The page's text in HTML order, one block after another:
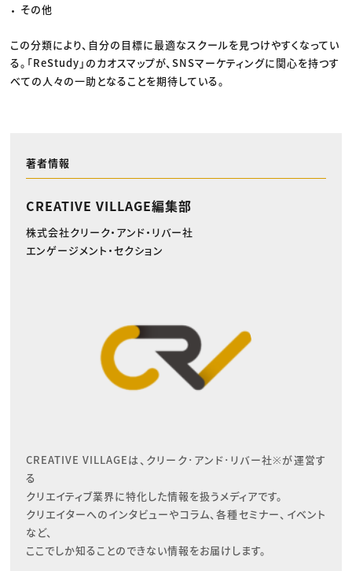
その他
この分類により、自分の目標に最適なスクールを見つけやすくなってい
る。「ReStudy」のカオスマップが、SNSマーケティングに関心を持つす
べての人々の一助となることを期待している。
著者情報
CREATIVE VILLAGE編集部
株式会社クリーク・アンド・リバー社
エンゲージメント・セクション
CREATIVE VILLAGEは、クリーク･アンド･リバー社※が運営す
る
クリエイティブ業界に特化した情報を扱うメディアです。
クリエイターへのインタビューやコラム、各種セミナー、イベント
など、
ここでしか知ることのできない情報をお届けします。